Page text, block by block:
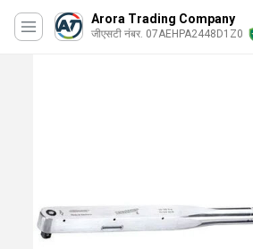
Arora Trading Company
जीएसटी नंबर. 07AEHPA2448D1Z0